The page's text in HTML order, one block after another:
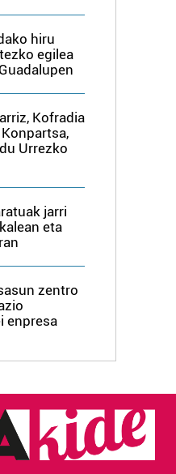
hiru
egilea
Kofradia
Urrezko
jarri
eta
zentro
enpresa